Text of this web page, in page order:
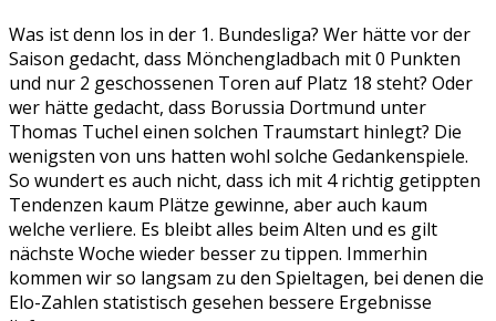
Was ist denn los in der 1. Bundesliga? Wer hätte vor der
Saison gedacht, dass Mönchengladbach mit 0 Punkten
und nur 2 geschossenen Toren auf Platz 18 steht? Oder
wer hätte gedacht, dass Borussia Dortmund unter
Thomas Tuchel einen solchen Traumstart hinlegt? Die
wenigsten von uns hatten wohl solche Gedankenspiele.
So wundert es auch nicht, dass ich mit 4 richtig getippten
Tendenzen kaum Plätze gewinne, aber auch kaum
welche verliere. Es bleibt alles beim Alten und es gilt
nächste Woche wieder besser zu tippen. Immerhin
kommen wir so langsam zu den Spieltagen, bei denen die
Elo-Zahlen statistisch gesehen bessere Ergebnisse